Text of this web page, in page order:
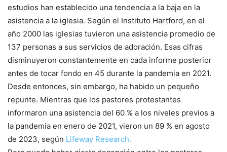
estudios han establecido una tendencia a la baja en la
asistencia a la iglesia. Según el Instituto Hartford, en el
año 2000 las iglesias tuvieron una asistencia promedio de
137 personas a sus servicios de adoración. Esas cifras
disminuyeron constantemente en cada informe posterior
antes de tocar fondo en 45 durante la pandemia en 2021.
Desde entonces, sin embargo, ha habido un pequeño
repunte. Mientras que los pastores protestantes
informaron una asistencia del 60 % a los niveles previos a
la pandemia en enero de 2021, vieron un 89 % en agosto
de 2023, según Lifeway Research.